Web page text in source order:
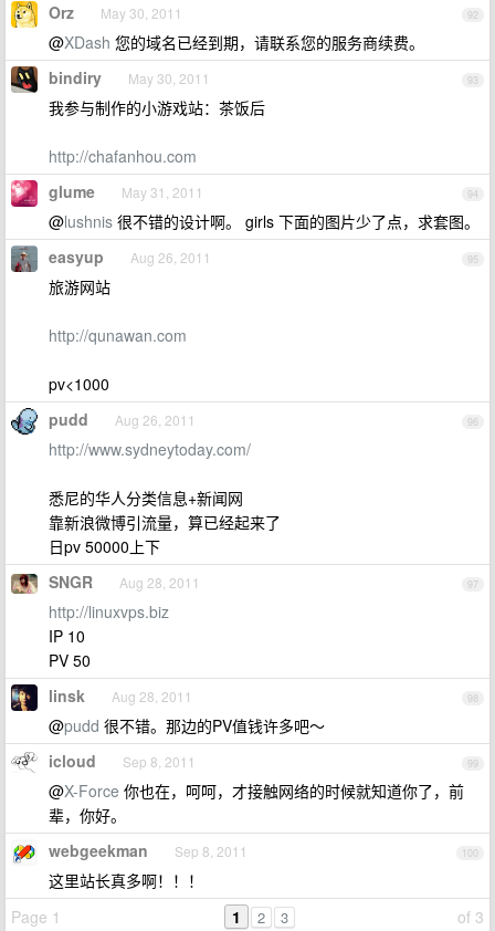
92
Orz May 30, 2011
@XDash 您的域名已经到期，请联系您的服务商续费。
93
bindiry May 30, 2011
我参与制作的小游戏站：茶饭后
http://chafanhou.com
94
glume May 31, 2011
@lushnis 很不错的设计啊。 girls 下面的图片少了点，求套图。
95
easyup Aug 26, 2011
旅游网站
http://qunawan.com
pv<1000
96
pudd Aug 26, 2011
http://www.sydneytoday.com/
悉尼的华人分类信息+新闻网
靠新浪微博引流量，算已经起来了
日pv 50000上下
97
SNGR Aug 28, 2011
http://linuxvps.biz
IP 10
PV 50
98
linsk Aug 28, 2011
@pudd 很不错。那边的PV值钱许多吧～
99
icloud Sep 8, 2011
@X-Force 你也在，呵呵，才接触网络的时候就知道你了，前
辈，你好。
100
webgeekman Sep 8, 2011
这里站长真多啊！！！
Page 1
of 3
1 2 3